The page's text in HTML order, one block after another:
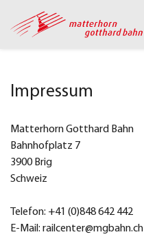
Impressum
Matterhorn Gotthard Bahn
Bahnhofplatz 7
3900 Brig
Schweiz
Telefon: +41 (0)848 642 442
E-Mail: railcenter@mgbahn.ch